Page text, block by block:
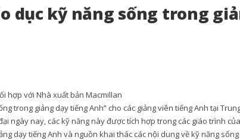
dục kỹ năng sống trong
hợp với Nhà xuất bản Macmillan
trong giảng dạy tiếng Anh” cho các giảng viên tiếng Anh tại
ngày nay, các kỹ năng này được tích hợp trong các giáo trình
dạy tiếng Anh và nguồn khai thác các nội dung về kỹ năng